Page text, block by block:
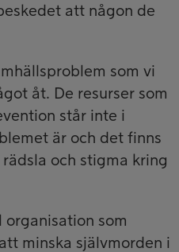
att någon de
som vi
åt. De resurser som
står inte i
är och det finns
och stigma kring
organisation som
minska självmorden i